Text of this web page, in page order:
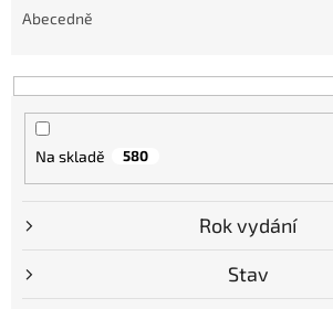
p
Abecedně
Na skladě 580
Rok vydání
Stav